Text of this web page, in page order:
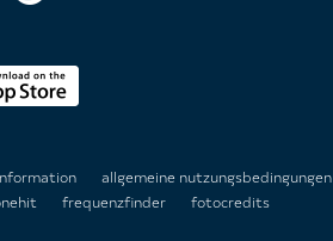
allgemeine nutzungsbedingungen
frequenzfinder fotocredits